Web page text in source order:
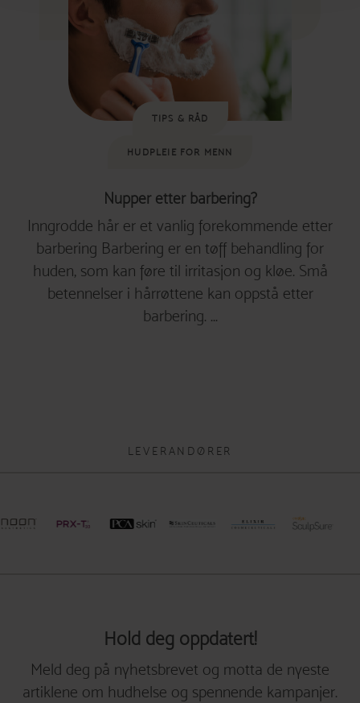
TIPS & RÅD
HUDPLEIE FOR MENN
Nupper etter barbering?
Inngrodde hår er et vanlig forekommende etter
barbering Barbering er en tøff behandling for
huden, som kan føre til irritasjon og kløe. Små
betennelser i hårrøttene kan oppstå etter
barbering. ...
LEVERANDØRER
Hold deg oppdatert!
Meld deg på nyhetsbrevet og motta de nyeste
artiklene om hudhelse og spennende kampanjer.